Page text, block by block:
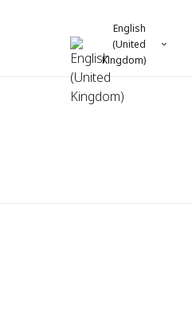
English
(United
Kingdom)